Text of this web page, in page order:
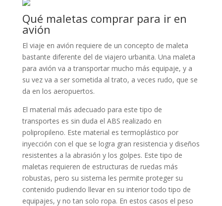
Qué maletas comprar para ir en
avión
El viaje en avión requiere de un concepto de maleta
bastante diferente del de viajero urbanita. Una maleta
para avión va a transportar mucho más equipaje, y a
su vez va a ser sometida al trato, a veces rudo, que se
da en los aeropuertos.
El material más adecuado para este tipo de
transportes es sin duda el ABS realizado en
polipropileno. Este material es termoplástico por
inyección con el que se logra gran resistencia y diseños
resistentes a la abrasión y los golpes. Este tipo de
maletas requieren de estructuras de ruedas más
robustas, pero su sistema les permite proteger su
contenido pudiendo llevar en su interior todo tipo de
equipajes, y no tan solo ropa. En estos casos el peso